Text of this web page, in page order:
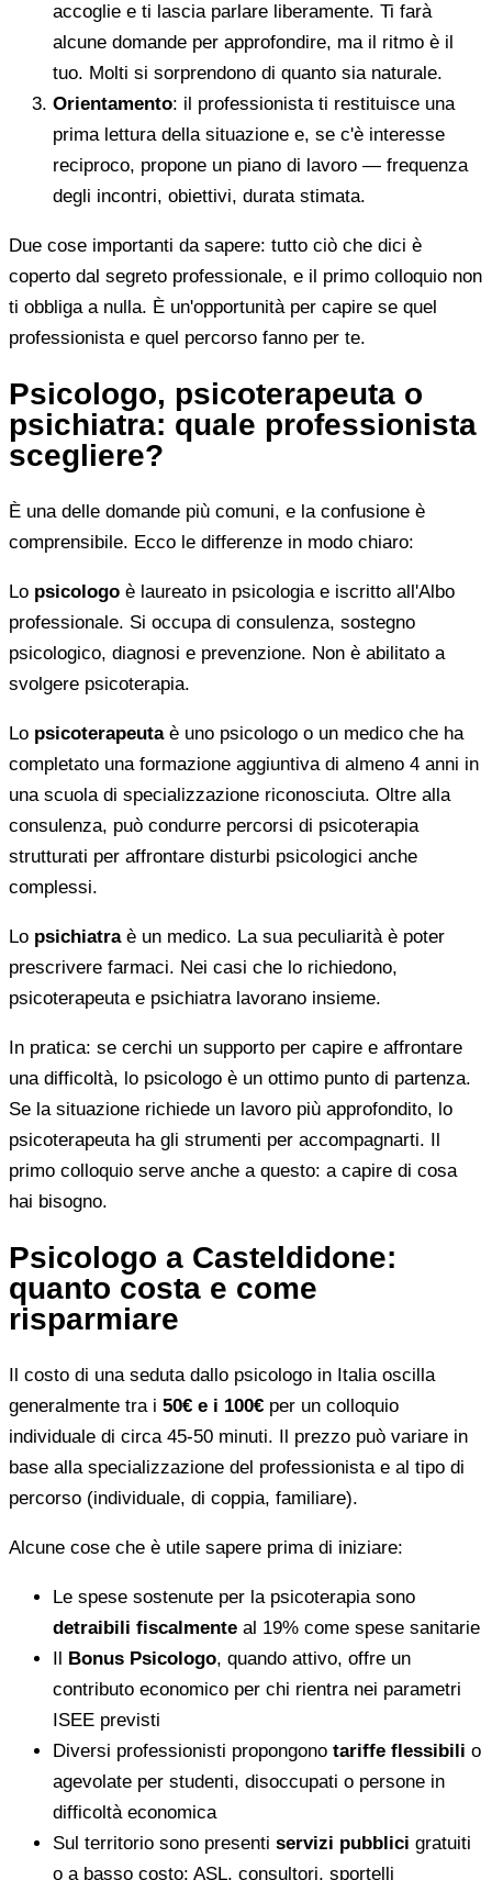
accoglie e ti lascia parlare liberamente. Ti farà
alcune domande per approfondire, ma il ritmo è il
tuo. Molti si sorprendono di quanto sia naturale.
Orientamento: il professionista ti restituisce una
prima lettura della situazione e, se c'è interesse
reciproco, propone un piano di lavoro — frequenza
degli incontri, obiettivi, durata stimata.
Due cose importanti da sapere: tutto ciò che dici è
coperto dal segreto professionale, e il primo colloquio non
ti obbliga a nulla. È un'opportunità per capire se quel
professionista e quel percorso fanno per te.
Psicologo, psicoterapeuta o
psichiatra: quale professionista
scegliere?
È una delle domande più comuni, e la confusione è
comprensibile. Ecco le differenze in modo chiaro:
Lo psicologo è laureato in psicologia e iscritto all'Albo
professionale. Si occupa di consulenza, sostegno
psicologico, diagnosi e prevenzione. Non è abilitato a
svolgere psicoterapia.
Lo psicoterapeutaè uno psicologo o un medico che ha
completato una formazione aggiuntiva di almeno 4 anni in
una scuola di specializzazione riconosciuta. Oltre alla
consulenza, può condurre percorsi di psicoterapia
strutturati per affrontare disturbi psicologici anche
complessi.
Lo psichiatraè un medico. La sua peculiarità è poter
prescrivere farmaci. Nei casi che lo richiedono,
psicoterapeuta e psichiatra lavorano insieme.
In pratica: se cerchi un supporto per capire e affrontare
una difficoltà, lo psicologo è un ottimo punto di partenza.
Se la situazione richiede un lavoro più approfondito, lo
psicoterapeuta ha gli strumenti per accompagnarti. Il
primo colloquio serve anche a questo: a capire di cosa
hai bisogno.
Psicologo a Casteldidone:
quanto costa e come
risparmiare
Il costo di una seduta dallo psicologo in Italia oscilla
generalmente tra i 50€ e i 100€ per un colloquio
individuale di circa 45-50 minuti. Il prezzo può variare in
base alla specializzazione del professionista e al tipo di
percorso (individuale, di coppia, familiare).
Alcune cose che è utile sapere prima di iniziare:
Le spese sostenute per la psicoterapia sono
detraibili fiscalmente al 19% come spese sanitarie
Il Bonus Psicologo, quando attivo, offre un
contributo economico per chi rientra nei parametri
ISEE previsti
Diversi professionisti propongono tariffe flessibili o
agevolate per studenti, disoccupati o persone in
difficoltà economica
Sul territorio sono presenti servizi pubblici gratuiti
o a basso costo: ASL, consultori, sportelli